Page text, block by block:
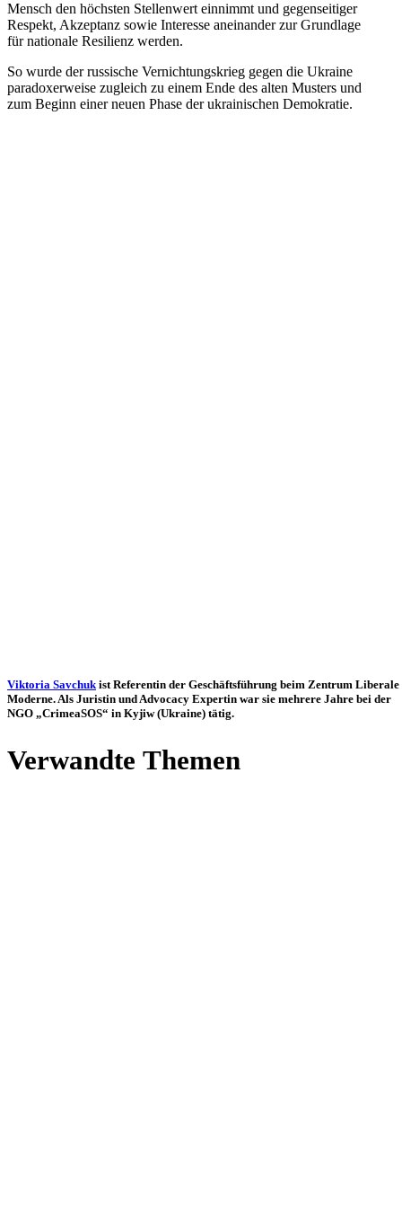
Mensch den höchs­ten Stel­len­wert ein­nimmt und gegen­sei­ti­ger
Respekt, Akzep­tanz sowie Inter­esse anein­an­der zur Grund­lage
für natio­nale Resi­li­enz werden.
So wurde der rus­si­sche Ver­nich­tungs­krieg gegen die Ukraine
para­do­xer­weise zugleich zu einem Ende des alten Musters und
zum Beginn einer neuen Phase der ukrai­ni­schen Demokratie.
Vik­to­ria Savchuk ist Refe­ren­tin der Geschäfts­füh­rung beim Zentrum Libe­rale
Moderne. Als Juris­tin und Advo­cacy Exper­tin war sie mehrere Jahre bei der
NGO „Cri­me­a­SOS“ in Kyjiw (Ukraine) tätig.
Ver­wandte Themen